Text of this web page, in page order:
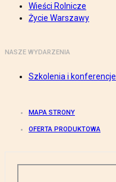
Wieści Rolnicze
Życie Warszawy
NASZE WYDARZENIA
Szkolenia i konferencje
MAPA STRONY
OFERTA PRODUKTOWA